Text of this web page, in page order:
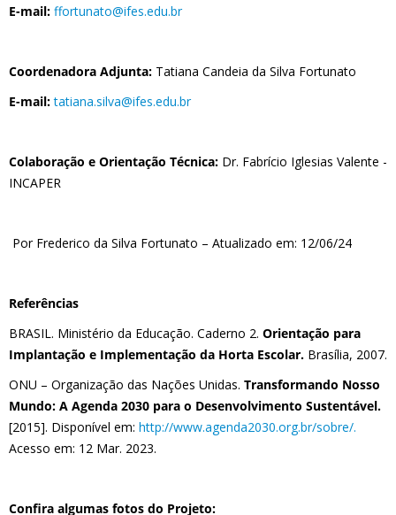
E-mail: ffortunato@ifes.edu.br
Coordenadora Adjunta: Tatiana Candeia da Silva Fortunato
E-mail: tatiana.silva@ifes.edu.br
Colaboração e Orientação Técnica: Dr. Fabrício Iglesias Valente -
INCAPER
Por Frederico da Silva Fortunato – Atualizado em: 12/06/24
Referências
BRASIL. Ministério da Educação. Caderno 2. Orientação para
Implantação e Implementação da Horta Escolar. Brasília, 2007.
ONU – Organização das Nações Unidas. Transformando Nosso
Mundo: A Agenda 2030 para o Desenvolvimento Sustentável.
[2015]. Disponível em: http://www.agenda2030.org.br/sobre/.
Acesso em: 12 Mar. 2023.
Confira algumas fotos do Projeto: